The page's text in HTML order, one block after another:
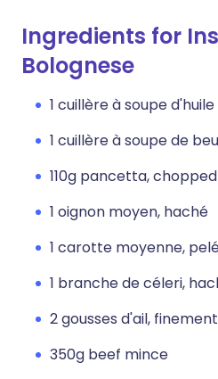
Ingredients for
Bolognese
1 cuillère à soupe
1 cuillère à soupe de
110g pancetta, chopped
1 oignon moyen, haché
1 carotte moyenne,
1 branche de céleri,
2 gousses d'ail,
350g beef mince